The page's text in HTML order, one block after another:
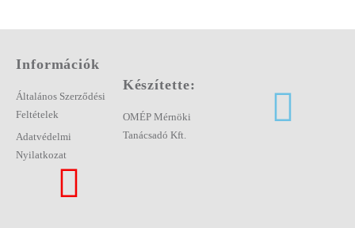
Információk
Általános Szerződési
Feltételek
Adatvédelmi
Nyilatkozat
Készítette:
OMÉP Mérnöki
Tanácsadó Kft.